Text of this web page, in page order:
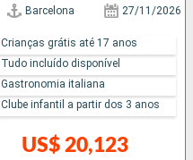
Barcelona 27/11/2026
US$ 20,123
Crianças grátis até 17 anos
Tudo incluído disponível
Gastronomia italiana
Clube infantil a partir dos 3 anos